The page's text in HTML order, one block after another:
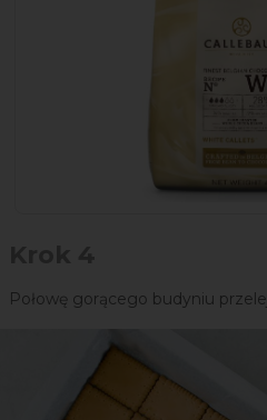
Połowę gorącego budyniu